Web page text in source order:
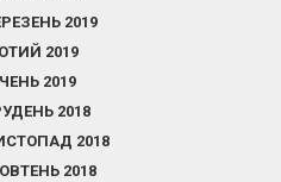
2019
2019
2019
2018
2018
2018